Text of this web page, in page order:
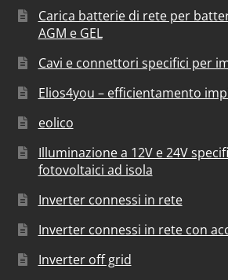
Carica batterie di rete per
AGM e GEL
Cavi e connettori specifici per
Elios4you – efficientamento
eolico
Illuminazione a 12V e 24V
fotovoltaici ad isola
Inverter connessi in rete
Inverter connessi in rete con
Inverter off grid